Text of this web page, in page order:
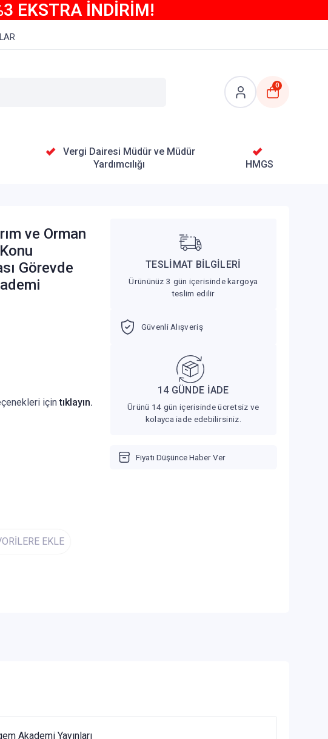
EKSTRA İNDİRİM!
0
Vergi Dairesi Müdür ve Müdür
Yardımcılığı
HMGS
ve Orman
Görevde
içintıklayın.
EKLE
TESLİMAT BİLGİLERİ
Ürününüz 3 gün içerisinde kargoya
teslim edilir
Güvenli Alışveriş
14 GÜNDE İADE
Ürünü 14 gün içerisinde ücretsiz ve
kolayca iade edebilirsiniz.
Fiyatı Düşünce Haber Ver
Akademi Yayınları